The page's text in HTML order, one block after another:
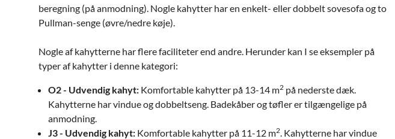
beregning (på anmodning). Nogle kahytter har en enkelt- eller dobbelt sovesofa og to
Pullman-senge (øvre/nedre køje).
Nogle af kahytterne har flere faciliteter end andre. Herunder kan I se eksempler på
typer af kahytter i denne kategori:
O2 - Udvendig kahyt: Komfortable kahytter på 13-14 m2 på nederste dæk.
Kahytterne har vindue og dobbeltseng. Badekåber og tøfler er tilgængelige på
anmodning.
J3 - Udvendig kahyt: Komfortable kahytter på 11-12 m2. Kahytterne har vindue